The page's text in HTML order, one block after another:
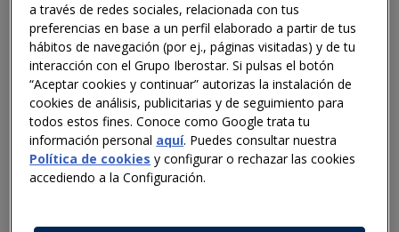
Iberostar ha firmado la continuidad del convenio
establecido el pasado año conHoteles Escuela de
Canarias (Hecansa), empresa pública de la
Consejería de Turismo y Empleo del Gobierno de
Canarias, para introducir
el primer curso de FP
Dual en régimen intensivo del sector turístico en
Canarias. Así, una nueva promoción de 55 aprendices
tendrá acceso a este innovador modelo de aprendizaje
en el que alternan la formación en el centro de
los hoteles de Iberostar.
a través de redes sociales, relacionada con tus
preferencias en base a un perfil elaborado a partir de tus
hábitos de navegación (por ej., páginas visitadas) y de tu
interacción con el Grupo Iberostar. Si pulsas el botón
“Aceptar cookies y continuar” autorizas la instalación de
cookies de análisis, publicitarias y de seguimiento para
todos estos fines. Conoce como Google trata tu
información personal aquí. Puedes consultar nuestra
Política de cookies y configurar o rechazar las cookies
accediendo a la Configuración.